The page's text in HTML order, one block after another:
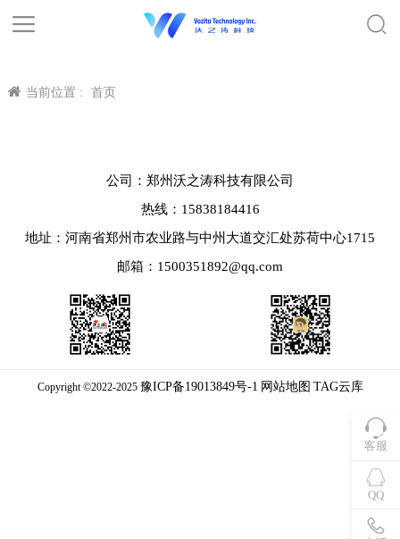
当前位置 : 首页
客服
QQ
公司：郑州沃之涛科技有限公司
热线：15838184416
地址：河南省郑州市农业路与中州大道交汇处苏荷中心1715
邮箱：1500351892@qq.com
Copyright ©2022-2025 豫ICP备19013849号-1 网站地图 TAG云库